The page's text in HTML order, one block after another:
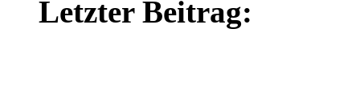
Letzter Beitrag: